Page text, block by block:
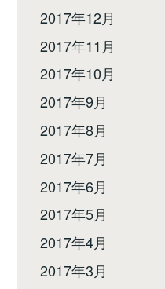
2017年12月
2017年11月
2017年10月
2017年9月
2017年8月
2017年7月
2017年6月
2017年5月
2017年4月
2017年3月